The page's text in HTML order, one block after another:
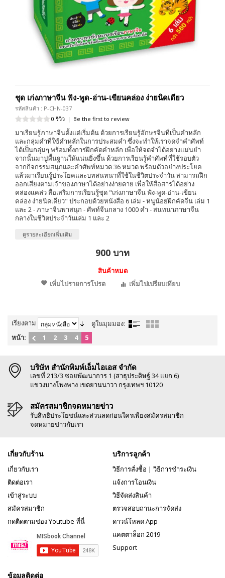
ชุด เก่งภาษาจีน ฟัง-พูด-อ่าน-เขียนคล่อง ง่ายนิดเดียว
รหัสสินค้า : P-CHN-037
0 รีวิว | Be the first to review
มาเรียนรู้ภาษาจีนตั้งแต่เริ่มต้น ด้วยการเรียนรู้อักษรจีนที่เป็นคำหลัก
และกลุ่มคำที่ใช้คำหลักในการประสมคำ ซึ่งจะทำให้เราจดจำคำศัพท์
ได้เป็นกลุ่มๆ พร้อมทั้งการฝึกคัดคำหลัก เพื่อให้จดจำได้อย่างแม่นยำ
จากนั้นมาปูพื้นฐานให้แน่นยิ่งขึ้น ด้วยการเรียนรู้คำศัพท์ที่ใช้รอบตัว
จากกิจกรรมสนุกและคำศัพท์หมวด 36 หมวด พร้อมตัวอย่างประโยค
แล้วมาเรียนรู้ประโยคและบทสนทนาที่ใช้ในชีวิตประจำวัน สามารถฝึก
ออกเสียงตามเจ้าของภาษาได้อย่างง่ายดาย เพื่อให้สื่อสารได้อย่าง
คล่องแคล่ว สื่อเสริมการเรียนรู้ชุด "เก่งภาษาจีน ฟัง-พูด-อ่าน-เขียน
คล่อง ง่ายนิดเดียว" ประกอบด้วยหนังสือ 6 เล่ม - หนูน้อยฝึกคัดจีน เล่ม 1
และ 2 - ภาษาจีนพาสนุก - ศัพท์จีนกลาง 1000 คำ - สนทนาภาษาจีน
กลางในชีวิตประจำวันเล่ม 1 และ 2
ดูรายละเอียดเพิ่มเติม
900 บาท
สินค้าหมด
เพิ่มไปรายการโปรด
เพิ่มไปเปรียบเทียบ
เรียงตาม
ดูในมุมมอง:
หน้า:
1 2 3 4 5
บริษัท สำนักพิมพ์เอ็มไอเอส จำกัด
เลขที่ 213/3 ซอยพัฒนาการ 1 (สาธุประดิษฐ์ 34 แยก 6)
แขวงบางโพงพาง เขตยานนาวา กรุงเทพฯ 10120
สมัครสมาชิกจดหมายข่าว
รับสิทธิประโยชน์และส่วนลดก่อนใครเพียงสมัครสมาชิก
จดหมายข่าวกับเรา
เกี่ยวกับร้าน
เกี่ยวกับเรา
ติดต่อเรา
เข้าสู่ระบบ
สมัครสมาชิก
กดติดตามช่อง Youtube ที่นี่
บริการลูกค้า
วิธีการสั่งซื้อ | วิธีการชำระเงิน
แจ้งการโอนเงิน
วิธีจัดส่งสินค้า
ตรวจสอบถานะการจัดส่ง
ดาวน์โหลด App
แคตตาล็อก 2019
Support
ข้อมูลติดต่อ